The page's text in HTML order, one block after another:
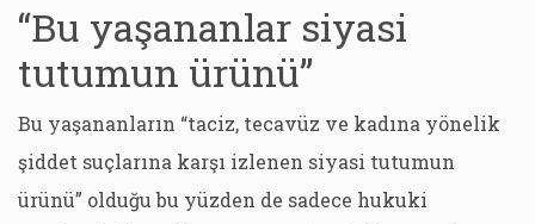
“Bu yaşananlar siyasi
tutumun ürünü”
Bu yaşananların “taciz, tecavüz ve kadına yönelik
şiddet suçlarına karşı izlenen siyasi tutumun
ürünü” olduğu bu yüzden de sadece hukuki